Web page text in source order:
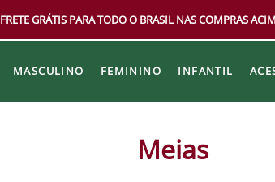
FRETE GRÁTIS PARA TODO O BRASIL NAS COMPRAS
MASCULINO FEMININO INFANTIL
Meias